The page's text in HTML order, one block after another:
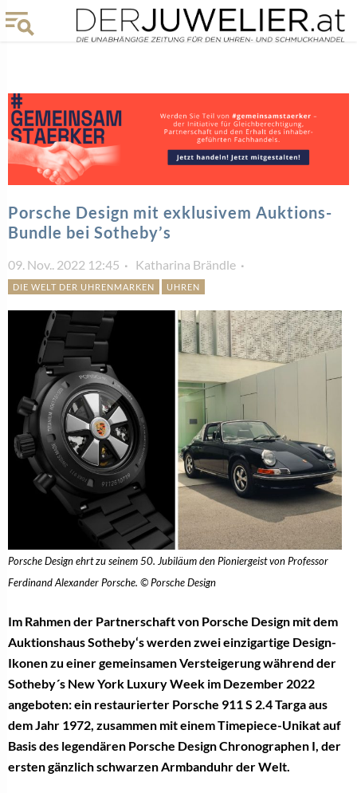
Porsche Design mit exklusivem Auktions-
Bundle bei Sotheby’s
09. Nov.. 2022 12:45 Katharina Brändle
DIE WELT DER UHRENMARKEN UHREN
Porsche Design ehrt zu seinem 50. Jubiläum den Pioniergeist von Professor
Ferdinand Alexander Porsche. © Porsche Design
Im Rahmen der Partnerschaft von Porsche Design mit dem
Auktionshaus Sotheby‘s werden zwei einzigartige Design-
Ikonen zu einer gemeinsamen Versteigerung während der
Sotheby´s New York Luxury Week im Dezember 2022
angeboten: ein restaurierter Porsche 911 S 2.4 Targa aus
dem Jahr 1972, zusammen mit einem Timepiece-Unikat auf
Basis des legendären Porsche Design Chronographen I, der
ersten gänzlich schwarzen Armbanduhr der Welt.